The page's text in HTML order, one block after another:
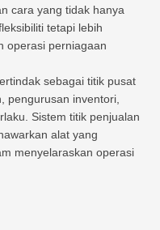
cara yang tidak hanya
tetapi lebih
operasi perniagaan
sebagai titik pusat
pengurusan inventori,
Sistem titik penjualan
alat yang
menyelaraskan operasi